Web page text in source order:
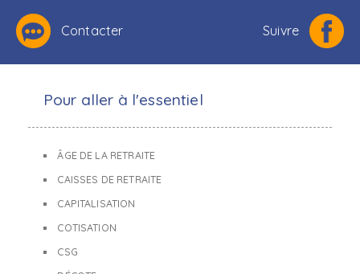
Contacter Suivre
Pour aller à l'essentiel
ÂGE DE LA RETRAITE
CAISSES DE RETRAITE
CAPITALISATION
COTISATION
CSG